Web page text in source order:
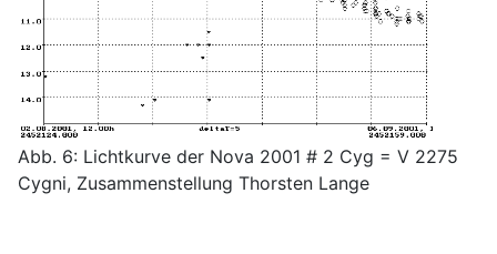
Abb. 6: Lichtkurve der Nova 2001 # 2 Cyg = V 2275
Cygni, Zusammenstellung Thorsten Lange